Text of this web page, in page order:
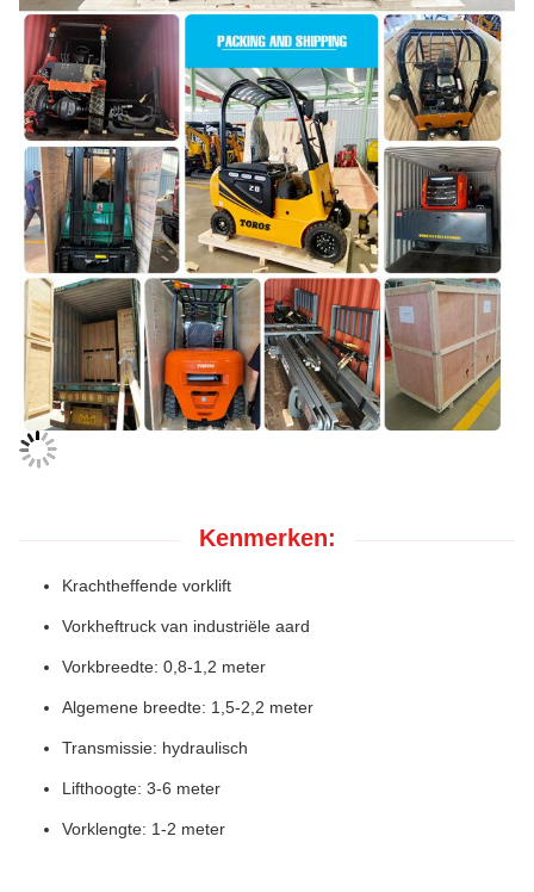
Kenmerken:
Krachtheffende vorklift
Vorkheftruck van industriële aard
Vorkbreedte: 0,8-1,2 meter
Algemene breedte: 1,5-2,2 meter
Transmissie: hydraulisch
Lifthoogte: 3-6 meter
Vorklengte: 1-2 meter